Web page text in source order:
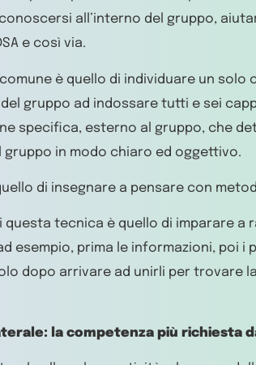
all’interno del gruppo,
e così via.
comune è quello di individuare un
gruppo ad indossare tutti e sei
specifica, esterno al gruppo, che
gruppo in modo chiaro ed oggettivo.
di insegnare a pensare con
questa tecnica è quello di imparare a
esempio, prima le informazioni, poi i
dopo arrivare ad unirli per trovare
la competenza più richiesta